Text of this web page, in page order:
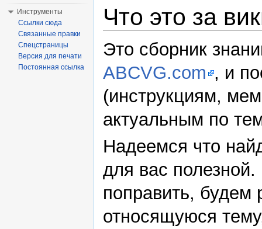
Что это за
Это сборник
ABCVG.com , и
(инструкциям,
актуальным по
Надеемся что
для вас
поправить,
относящуюся
Инструменты
Ссылки сюда
Связанные правки
Спецстраницы
Версия для печати
Постоянная ссылка